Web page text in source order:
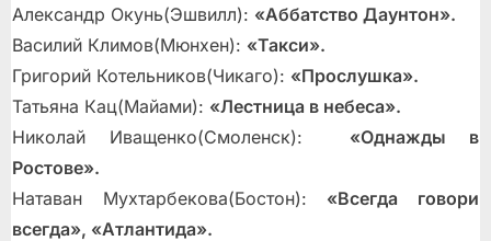
Александр Окунь(Эшвилл): «Аббатство Даунтон».
Василий Климов(Мюнхен): «Такси».
Григорий Котельников(Чикаго): «Прослушка».
Татьяна Кац(Майами): «Лестница в небеса».
Николай Иващенко(Смоленск):
«Однажды в
Ростове».
Натаван Мухтарбекова(Бостон): «Всегда говори
всегда», «Атлантида».